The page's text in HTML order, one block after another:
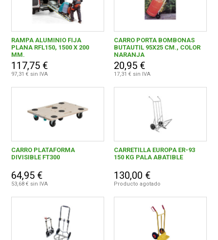
RAMPA ALUMINIO FIJA
PLANA RFL150, 1500 X 200
MM.
117,75 €
97,31 € sin IVA
CARRO PORTA BOMBONAS
BUTAUTIL 95X25 CM., COLOR
NARANJA
20,95 €
17,31 € sin IVA
CARRO PLATAFORMA
DIVISIBLE FT300
64,95 €
53,68 € sin IVA
CARRETILLA EUROPA ER-93
150 KG PALA ABATIBLE
130,00 €
Producto agotado